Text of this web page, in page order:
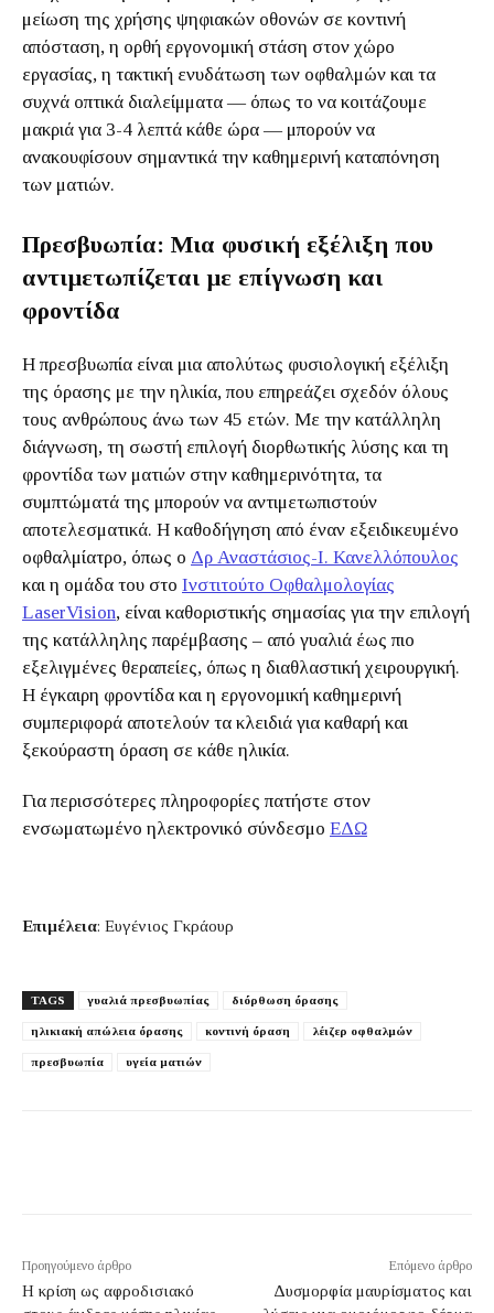
μείωση της χρήσης ψηφιακών οθονών σε κοντινή
απόσταση, η ορθή εργονομική στάση στον χώρο
εργασίας, η τακτική ενυδάτωση των οφθαλμών και τα
συχνά οπτικά διαλείμματα — όπως το να κοιτάζουμε
μακριά για 3-4 λεπτά κάθε ώρα — μπορούν να
ανακουφίσουν σημαντικά την καθημερινή καταπόνηση
των ματιών.
Πρεσβυωπία: Μια φυσική εξέλιξη που
αντιμετωπίζεται με επίγνωση και
φροντίδα
Η πρεσβυωπία είναι μια απολύτως φυσιολογική εξέλιξη
της όρασης με την ηλικία, που επηρεάζει σχεδόν όλους
τους ανθρώπους άνω των 45 ετών. Με την κατάλληλη
διάγνωση, τη σωστή επιλογή διορθωτικής λύσης και τη
φροντίδα των ματιών στην καθημερινότητα, τα
συμπτώματά της μπορούν να αντιμετωπιστούν
αποτελεσματικά. Η καθοδήγηση από έναν εξειδικευμένο
οφθαλμίατρο, όπως ο Δρ Αναστάσιος-Ι. Κανελλόπουλος
και η ομάδα του στο Ινστιτούτο Οφθαλμολογίας
LaserVision, είναι καθοριστικής σημασίας για την επιλογή
της κατάλληλης παρέμβασης – από γυαλιά έως πιο
εξελιγμένες θεραπείες, όπως η διαθλαστική χειρουργική.
Η έγκαιρη φροντίδα και η εργονομική καθημερινή
συμπεριφορά αποτελούν τα κλειδιά για καθαρή και
ξεκούραστη όραση σε κάθε ηλικία.
Για περισσότερες πληροφορίες πατήστε στον
ενσωματωμένο ηλεκτρονικό σύνδεσμο ΕΔΩ
Επιμέλεια: Ευγένιος Γκράουρ
TAGS γυαλιά πρεσβυωπίας διόρθωση όρασης
ηλικιακή απώλεια όρασης κοντινή όραση λέιζερ οφθαλμών
πρεσβυωπία υγεία ματιών
Προηγούμενο άρθρο
Η κρίση ως αφροδισιακό
Επόμενο άρθρο
Δυσμορφία μαυρίσματος και